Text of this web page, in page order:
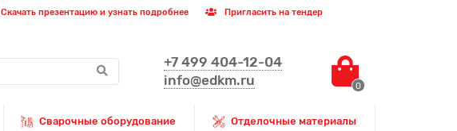
Скачать презентацию и узнать подробнее Пригласить на тендер
+7 499 404-12-04
info@edkm.ru
0
Сварочные оборудование Отделочные материалы